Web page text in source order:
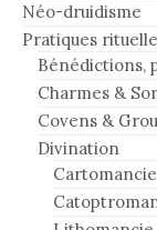
Néo-druidisme
Pratiques
Bénédictions,
Charmes &
Covens &
Divination
Cartomancie